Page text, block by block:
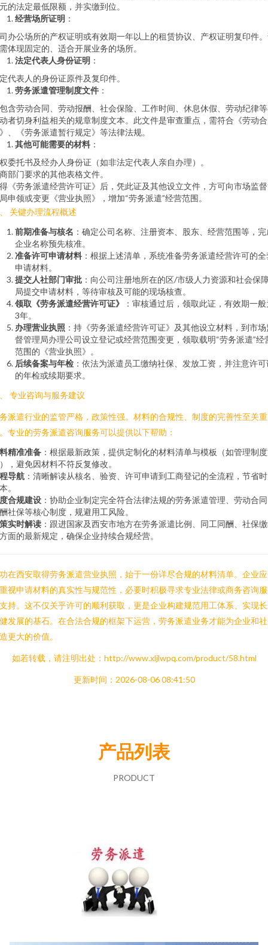
的法定最低限额，并实缴到位。
经营场所证明 ：
办公场所的产权证明或有效期一年以上的租赁协议、产权证明复印件
体现固定的、适合开展业务的场所。
法定代表人身份证明 ：
代表人的身份证原件及复印件。
劳务派遣管理制度文件 ：
含劳动合同、劳动报酬、社会保险、工作时间、休息休假、劳动纪律
者切身利益相关的规章制度文本。此文件是审查重点，需符合《劳动
、《劳务派遣暂行规定》等法律法规。
其他可能需要的材料 ：
委托书及经办人身份证（如非法定代表人亲自办理）。
部门要求的其他表格文件。
《劳务派遣经营许可证》后，凭此证及其他设立文件，方可向市场监
申领或变更《营业执照》，增加“劳务派遣”经营范围。
关键办理流程概述
前期准备与核名 ：确定公司名称、注册资本、股东、经营范围等，完
企业名称预先核准。
准备许可申请材料 ：根据上述清单，系统准备劳务派遣经营许可的
申请材料。
提交人社部门审批 ：向公司注册地所在的区/市级人力资源和社会保
局提交申请材料，等待审核及可能的现场核查。
领取《劳务派遣经营许可证》
：审核通过后，领取此证，有效期一
3年。
办理营业执照 ：持《劳务派遣经营许可证》及其他设立材料，到市场
督管理局办理公司设立登记或经营范围变更，领取载明“劳务派遣”经
范围的《营业执照》。
后续备案与年检 ：依法为派遣员工缴纳社保、发放工资，并注意许可
的年检或续期要求。
专业咨询与服务建议
派遣行业的监管严格，政策性强。材料的合规性、制度的完善性至关重
专业的劳务派遣咨询服务可以提供以下帮助：
精准准备 ：根据最新政策，提供定制化的材料清单与模板（如管理制
，避免因材料不符反复修改。
导航 ：清晰解读从核名、验资、许可申请到工商登记的全流程，节省
。
合规建设 ：协助企业制定完全符合法律法规的劳务派遣管理、劳动合
社保等核心制度，规避用工风险。
实时解读 ：跟进国家及西安市地方在劳务派遣比例、同工同酬、社保
面的最新规定，确保企业持续合规经营。
在西安取得劳务派遣营业执照，始于一份详尽合规的材料清单。企业
视申请材料的真实性与规范性，必要时积极寻求专业法律或商务咨询
持。这不仅关乎许可的顺利获取，更是企业构建规范用工体系、实现
发展的基石。在合法合规的框架下运营，劳务派遣业务才能为企业和
更大的价值。
如若转载，请注明出处：http://www.xljlwpq.com/product/58.html
更新时间：2026-08-06 08:41:50
产品列表
PRODUCT